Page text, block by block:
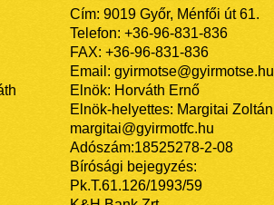
Cím: 9019 Győr, Ménfői út 61.
Telefon: +36-96-831-836
FAX: +36-96-831-836
Email: gyirmotse@gyirmotse.hu
Elnök: Horváth Ernő
Elnök-helyettes: Margitai Zoltán |
margitai@gyirmotfc.hu
Adószám:18525278-2-08
Bírósági bejegyzés:
Pk.T.61.126/1993/59